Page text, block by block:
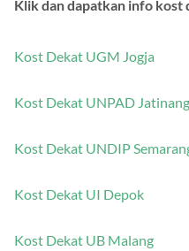
Klik dan dapatkan info kost
Kost Dekat UGM Jogja
Kost Dekat UNPAD
Kost Dekat UNDIP
Kost Dekat UI Depok
Kost Dekat UB Malang